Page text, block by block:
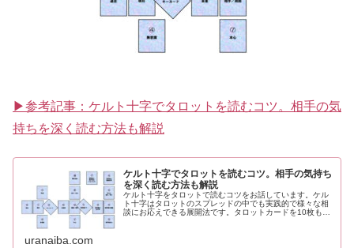
▶参考記事：ケルト十字でタロットを読むコツ。相手の気
持ちを深く読む方法も解説
ケルト十字でタロットを読むコツ。相手の気持ち
を深く読む方法も解説
ケルト十字をタロットで読むコツをお話しています。ケル
ト十字はタロットのスプレッドの中でも実践的で様々な相
談にお応えできる展開法です。タロットカードを10枚もし
uranaiba.com